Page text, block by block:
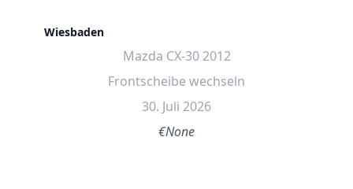
Wiesbaden
Mazda CX-30 2012
Frontscheibe wechseln
30. Juli 2026
€None